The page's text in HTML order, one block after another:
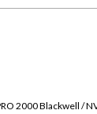
2000 Blackwell /